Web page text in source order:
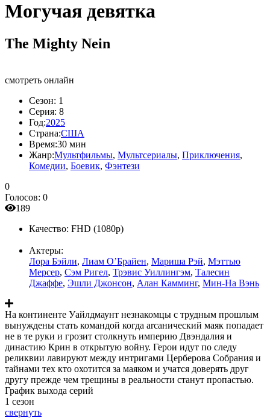
Могучая девятка
The Mighty Nein
смотреть онлайн
Сезон: 1
Серия: 8
Год:2025
Страна:США
Время:30 мин
Жанр:Мультфильмы, Мультсериалы, Приключения,
Комедии, Боевик, Фэнтези
0
Голосов: 0
189
Качество: FHD (1080p)
Актеры:
Лора Бэйли, Лиам О’Брайен, Мариша Рэй, Мэттью
Мерсер, Сэм Ригел, Трэвис Уиллингэм, Талесин
Джаффе, Эшли Джонсон, Алан Камминг, Мин-На Вэнь
На континенте Уайлдмаунт незнакомцы с трудным прошлым
вынуждены стать командой когда arcанический маяк попадает
не в те руки и грозит столкнуть империю Двэндалия и
династию Крин в открытую войну. Герои идут по следу
реликвии лавируют между интригами Церберова Собрания и
тайнами тех кто охотится за маяком и учатся доверять друг
другу прежде чем трещины в реальности станут пропастью.
График выхода серий
1 сезон
свернуть